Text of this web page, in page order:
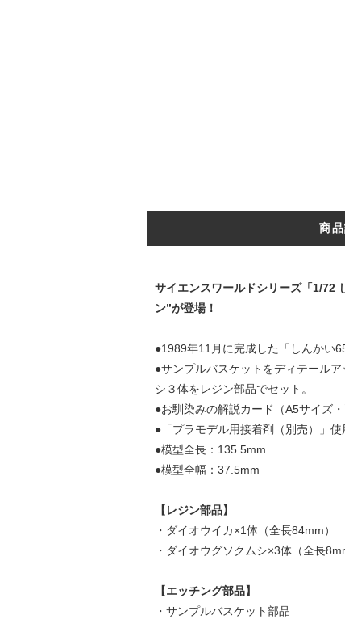
商
サイエンスワールドシリーズ「1/72
ン”が登場！
●1989年11月に完成した「しんかい
●サンプルバスケットをディテール
シ３体をレジン部品でセット。
●お馴染みの解説カード（A5サイズ
●「プラモデル用接着剤（別売）」使
●模型全長：135.5mm
●模型全幅：37.5mm
【レジン部品】
・ダイオウイカ×1体（全長84mm）
・ダイオウグソクムシ×3体（全長
【エッチング部品】
・サンプルバスケット部品